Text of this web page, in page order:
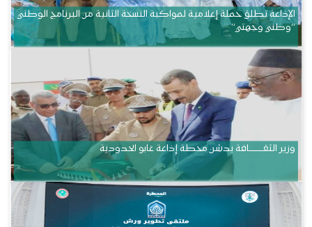
الإذاعة تطلق حملة إعلامية لمواكبة النسخة الثانية من البرنامج الوطني
“وطني وجهتي”
وزير الثقــــــــــافة يدشن محطة إذاعة غابو الحدودية